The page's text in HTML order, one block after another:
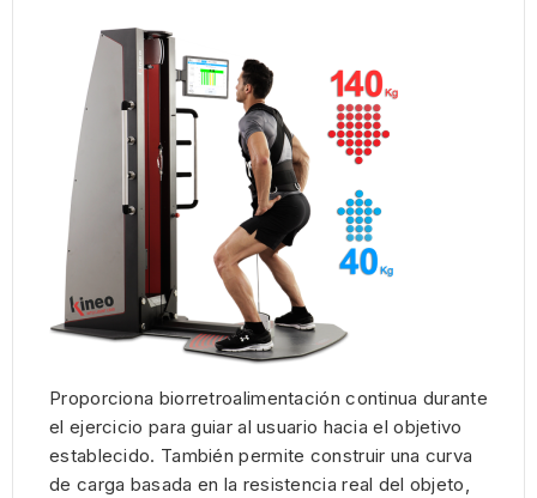
Proporciona biorretroalimentación continua durante
el ejercicio para guiar al usuario hacia el objetivo
establecido. También permite construir una curva
de carga basada en la resistencia real del objeto,